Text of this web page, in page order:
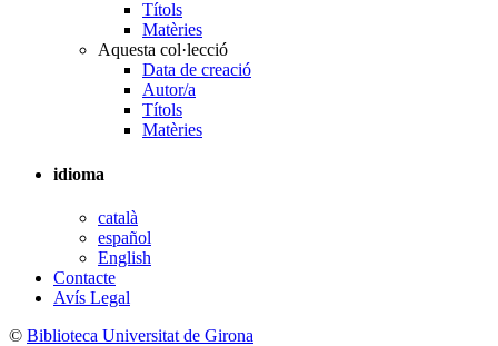
Títols
Matèries
Aquesta col·lecció
Data de creació
Autor/a
Títols
Matèries
idioma
català
español
English
Contacte
Avís Legal
© Biblioteca Universitat de Girona